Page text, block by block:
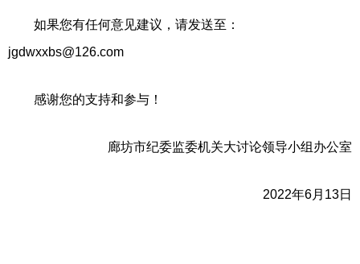
如果您有任何意见建议，请发送至：
jgdwxxbs@126.com
感谢您的支持和参与！
廊坊市纪委监委机关大讨论领导小组办公室
2022年6月13日